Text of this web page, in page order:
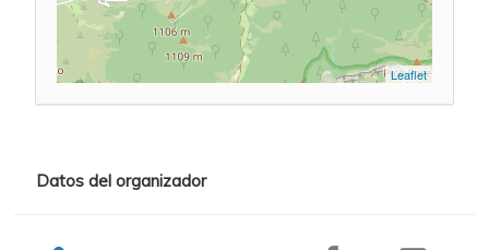
Leaflet
Datos del organizador